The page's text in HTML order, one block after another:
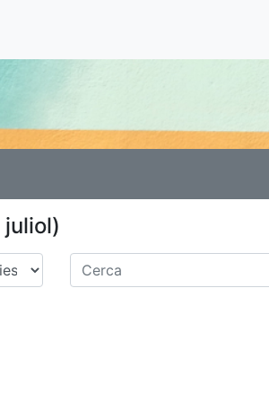
Cerca